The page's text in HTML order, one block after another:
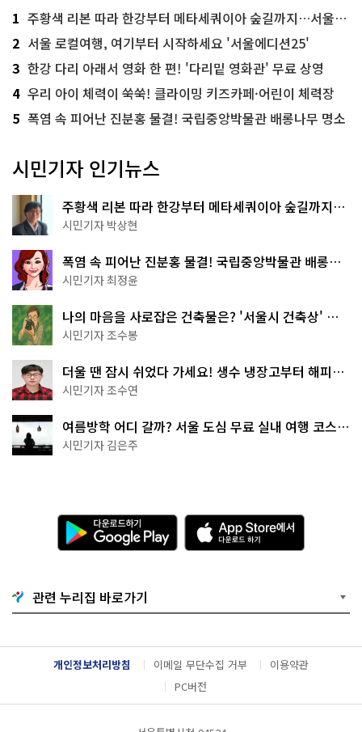
1 주황색 리본 따라 한강부터 메타세쿼이아 숲길까지…서울둘레길 15코스
2 서울 로컬여행, 여기부터 시작하세요 '서울에디션25'
3 한강 다리 아래서 영화 한 편! '다리밑 영화관' 무료 상영
4 우리 아이 체력이 쑥쑥! 클라이밍 키즈카페·어린이 체력장
5 폭염 속 피어난 진분홍 물결! 국립중앙박물관 배롱나무 명소
시민기자 인기뉴스
주황색 리본 따라 한강부터 메타세쿼이아 숲길까지…
서울둘레길 15코스
시민기자 박상현
폭염 속 피어난 진분홍 물결! 국립중앙박물관 배롱나
무 명소
시민기자 최정윤
나의 마음을 사로잡은 건축물은? '서울시 건축상' 수
상작 공개!
시민기자 조수봉
더울 땐 잠시 쉬었다 가세요! 생수 냉장고부터 해피소
·무더위쉼터까지
시민기자 조수연
여름방학 어디 갈까? 서울 도심 무료 실내 여행 코스
추천
시민기자 김은주
다
운
로
기
G
o
g
l
e
l
A
p
p
e
서
다
운
드
관련 누리집 바로가기
개인정보처리방침 이메일 무단수집 거부
이용약관
PC버전